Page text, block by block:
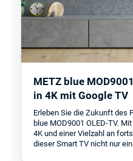
METZ blue
in 4K mit Google TV
Erleben Sie die Zukunft des
blue MOD9001 OLED-TV.
4K und einer Vielzahl an
dieser Smart TV nicht nur